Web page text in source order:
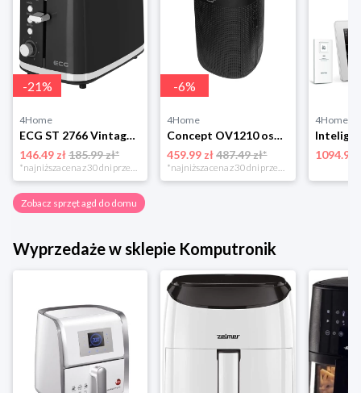
-21%
4Home
ECG ST 2766 Vintage Nero toster 4-Home
146.49 zł185.99 zł*
*najniższa cena z 30 dni przed obniżką
-6%
4Home
Concept OV1210 osuszacz i oczyszczacz powietrza Perfect Air, czarny
459.99 zł 487.49 zł*
*najniższa cena z 30 dni przed obniżką
4Home
1094.99
Zobacz sprzęt agd do domu
Wyprzedaże w sklepie Komputronik